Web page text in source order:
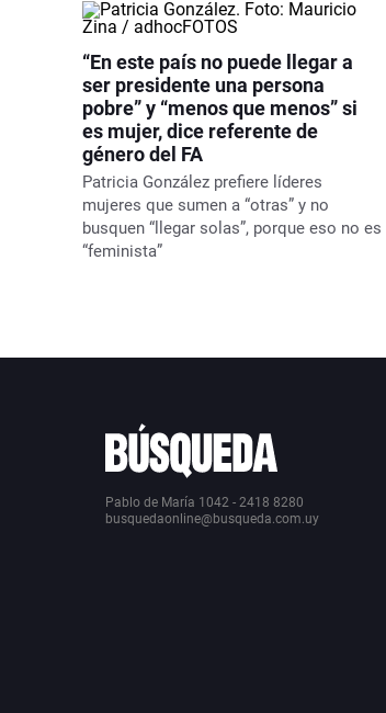
“En este país no puede llegar a
ser presidente una persona
pobre” y “menos que menos” si
es mujer, dice referente de
género del FA
Patricia González prefiere líderes
mujeres que sumen a “otras” y no
busquen “llegar solas”, porque eso no es
“feminista”
Pablo de María 1042 - 2418 8280
busquedaonline@busqueda.com.uy